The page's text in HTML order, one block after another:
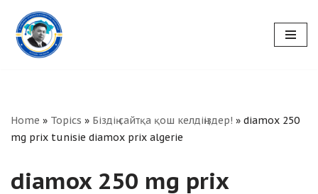
Skip
to
Home » Topics » Біздің сайтқа қош келдіңіздер! » diamox 250
mg prix tunisie diamox prix algerie
diamox 250 mg prix